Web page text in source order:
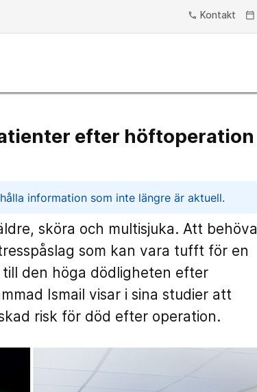
phone Kontakt calendar_today
efter höftoperation
information som inte längre är aktuell.
sköra och multisjuka. Att behöva
som kan vara tufft för en
den höga dödligheten efter
Ismail visar i sina studier att
risk för död efter operation.